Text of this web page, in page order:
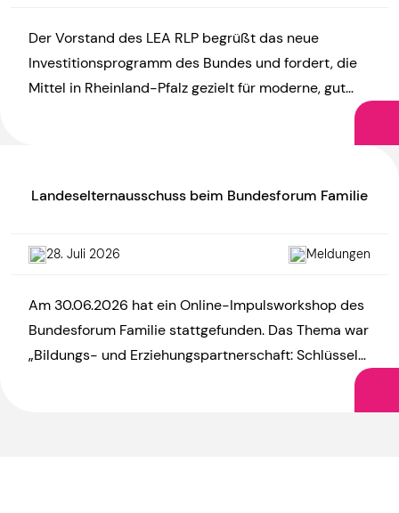
Der Vorstand des LEA RLP begrüßt das neue
Investitionsprogramm des Bundes und fordert, die
Mittel in Rheinland-Pfalz gezielt für moderne, gut
Landeselternausschuss beim Bundesforum Familie
28. Juli 2026 Meldungen
Am 30.06.2026 hat ein Online-Impulsworkshop des
Bundesforum Familie stattgefunden. Das Thema war
„Bildungs- und Erziehungspartnerschaft: Schlüssel